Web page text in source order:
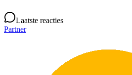
Laatste reacties
Partner